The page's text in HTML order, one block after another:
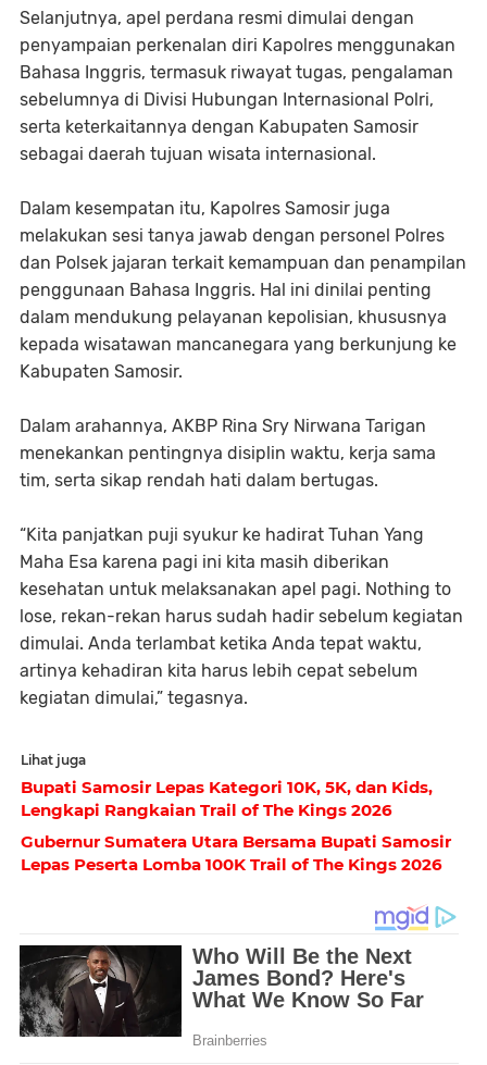
Selanjutnya, apel perdana resmi dimulai dengan
penyampaian perkenalan diri Kapolres menggunakan
Bahasa Inggris, termasuk riwayat tugas, pengalaman
sebelumnya di Divisi Hubungan Internasional Polri,
serta keterkaitannya dengan Kabupaten Samosir
sebagai daerah tujuan wisata internasional.
Dalam kesempatan itu, Kapolres Samosir juga
melakukan sesi tanya jawab dengan personel Polres
dan Polsek jajaran terkait kemampuan dan penampilan
penggunaan Bahasa Inggris. Hal ini dinilai penting
dalam mendukung pelayanan kepolisian, khususnya
kepada wisatawan mancanegara yang berkunjung ke
Kabupaten Samosir.
Dalam arahannya, AKBP Rina Sry Nirwana Tarigan
menekankan pentingnya disiplin waktu, kerja sama
tim, serta sikap rendah hati dalam bertugas.
“Kita panjatkan puji syukur ke hadirat Tuhan Yang
Maha Esa karena pagi ini kita masih diberikan
kesehatan untuk melaksanakan apel pagi. Nothing to
lose, rekan-rekan harus sudah hadir sebelum kegiatan
dimulai. Anda terlambat ketika Anda tepat waktu,
artinya kehadiran kita harus lebih cepat sebelum
kegiatan dimulai,” tegasnya.
Lihat juga
Bupati Samosir Lepas Kategori 10K, 5K, dan Kids,
Lengkapi Rangkaian Trail of The Kings 2026
Gubernur Sumatera Utara Bersama Bupati Samosir
Lepas Peserta Lomba 100K Trail of The Kings 2026